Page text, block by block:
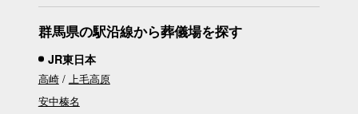
群馬県の駅沿線から葬儀場を探す
JR東日本
高崎
上毛高原
安中榛名